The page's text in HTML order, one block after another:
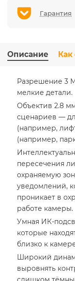
Гарантия
Описание Как
Разрешение 3
мелкие детали.
Объектив 2.8
сценариев —
(например,
(например,
пересечения
охраняемую
уведомлений,
проникает в
работе камеры.
Умная ИК-
которые
близко к
Широкий
выровнять